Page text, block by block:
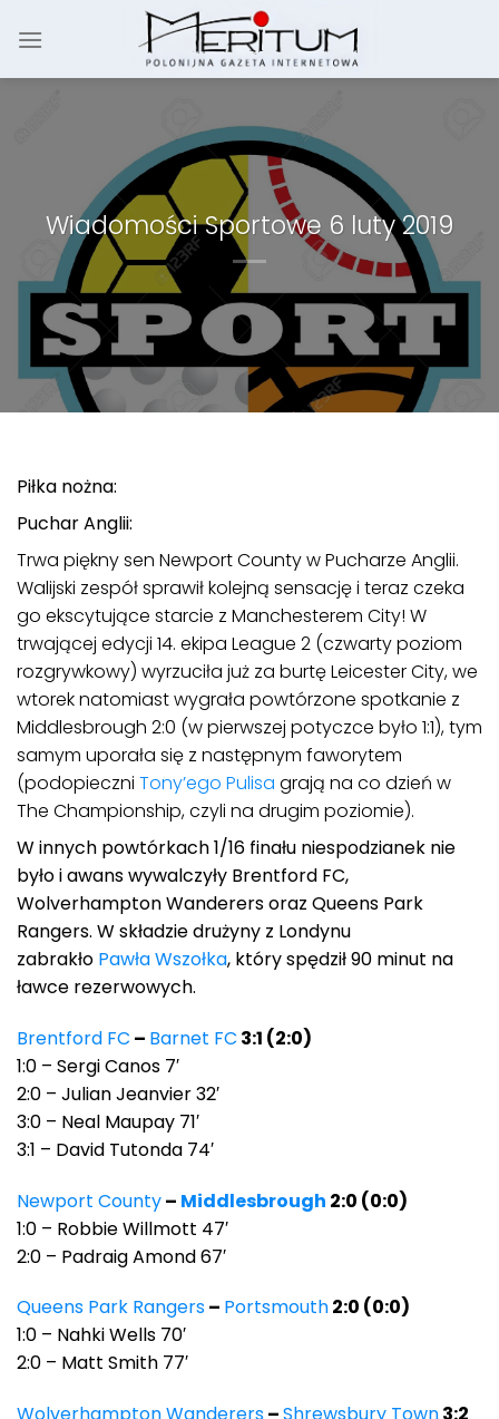
Wiadomości Sportowe 6 luty 2019
Piłka nożna:
Puchar Anglii:
Trwa piękny sen Newport County w Pucharze Anglii.
Walijski zespół sprawił kolejną sensację i teraz czeka
go ekscytujące starcie z Manchesterem City! W
trwającej edycji 14. ekipa League 2 (czwarty poziom
rozgrywkowy) wyrzuciła już za burtę Leicester City, we
wtorek natomiast wygrała powtórzone spotkanie z
Middlesbrough 2:0 (w pierwszej potyczce było 1:1), tym
samym uporała się z następnym faworytem
(podopieczni Tony’ego Pulisa grają na co dzień w
The Championship, czyli na drugim poziomie).
W innych powtórkach 1/16 finału niespodzianek nie
było i awans wywalczyły Brentford FC,
Wolverhampton Wanderers oraz Queens Park
Rangers. W składzie drużyny z Londynu
zabrakło Pawła Wszołka, który spędził 90 minut na
ławce rezerwowych.
Brentford FC – Barnet FC 3:1 (2:0)
1:0 – Sergi Canos 7′
2:0 – Julian Jeanvier 32′
3:0 – Neal Maupay 71′
3:1 – David Tutonda 74′
Newport County– Middlesbrough 2:0 (0:0)
1:0 – Robbie Willmott 47′
2:0 – Padraig Amond 67′
Queens Park Rangers– Portsmouth2:0 (0:0)
1:0 – Nahki Wells 70′
2:0 – Matt Smith 77′